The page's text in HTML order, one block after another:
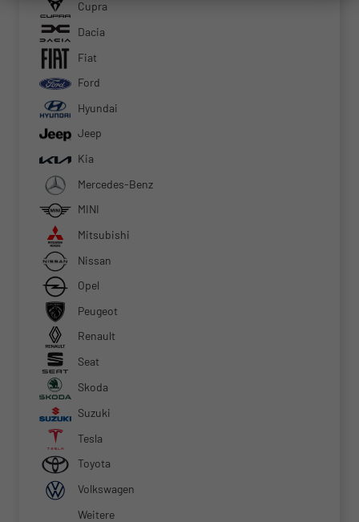
Cupra
Dacia
Fiat
Ford
Hyundai
Jeep
Kia
Mercedes-Benz
MINI
Mitsubishi
Nissan
Opel
Peugeot
Renault
Seat
Skoda
Suzuki
Tesla
Toyota
Volkswagen
Weitere